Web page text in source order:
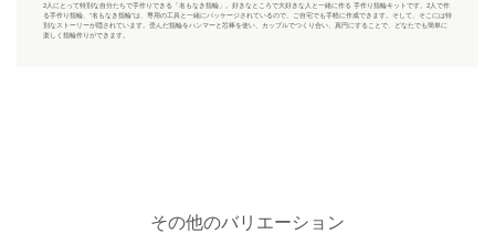
2人にとって特別な自分たちで手作りできる「名もなき指輪」。好きなところで大好きな人と一緒に作る 手作り指輪キットです。2人で作
る手作り指輪、“名もなき指輪”は、専用の工具と一緒にパッケージされているので、ご自宅でも手軽に作成できます。そして、そこには特
別なストーリーが隠されています。歪んだ指輪をハンマーと芯棒を使い、カップルでつくり合い、真円にすることで、どなたでも簡単に
楽しく指輪作りができます。
その他のバリエーション